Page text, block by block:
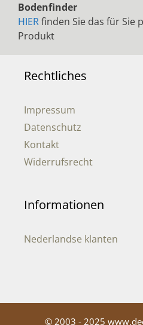
Bodenfinder
HIERfinden Sie das für Sie
Produkt
Rechtliches
Impressum
Datenschutz
Kontakt
Widerrufsrecht
Informationen
Nederlandse klanten
© 2003 - 2025